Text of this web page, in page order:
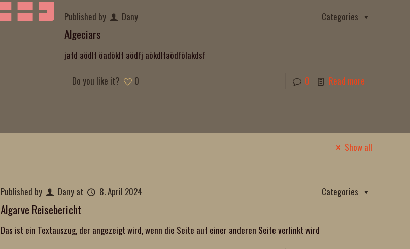
Published by Dany Categories
Algeciars
jafd aödlf öadöklf aödfj aökdlfaödfölakdsf
Do you like it? 0 0 Read more
Show all
Published by Dany at 8. April 2024 Categories
Algarve Reisebericht
Das ist ein Textauszug, der angezeigt wird, wenn die Seite auf einer anderen Seite verlinkt wird